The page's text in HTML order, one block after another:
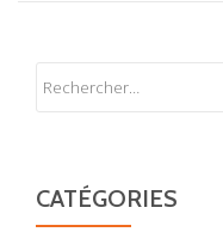
CATÉGORIES